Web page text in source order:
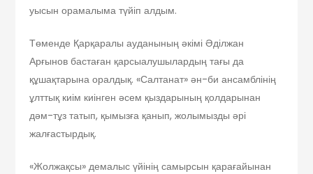
уысын орамалыма түйіп алдым.
Төменде Қарқаралы ауданының әкімі Әділжан
Арғынов бастаған қарсыалушылардың тағы да
құшақтарына оралдық. «Салтанат» ән-би ансамблінің
ұлттық киім киінген әсем қыздарының қолдарынан
дәм-тұз татып, қымызға қанып, жолымызды әрі
жалғастырдық.
«Жолжақсы» демалыс үйінің самырсын қарағайынан